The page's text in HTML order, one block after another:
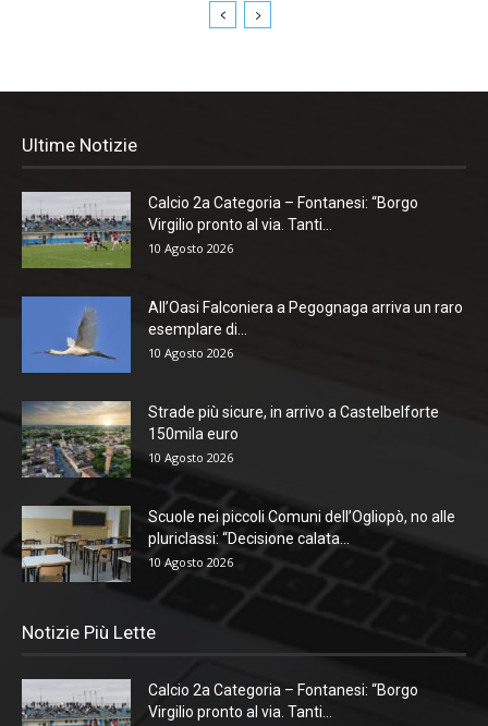
Ultime Notizie
Calcio 2a Categoria – Fontanesi: “Borgo
Virgilio pronto al via. Tanti...
10 Agosto 2026
All’Oasi Falconiera a Pegognaga arriva un raro
esemplare di...
10 Agosto 2026
Strade più sicure, in arrivo a Castelbelforte
150mila euro
10 Agosto 2026
Scuole nei piccoli Comuni dell’Ogliopò, no alle
pluriclassi: “Decisione calata...
10 Agosto 2026
Notizie Più Lette
Calcio 2a Categoria – Fontanesi: “Borgo
Virgilio pronto al via. Tanti...